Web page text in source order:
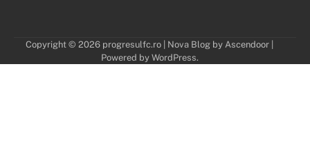
Copyright © 2026 progresulfc.ro | Nova Blog by Ascendoor
Powered by WordPress.